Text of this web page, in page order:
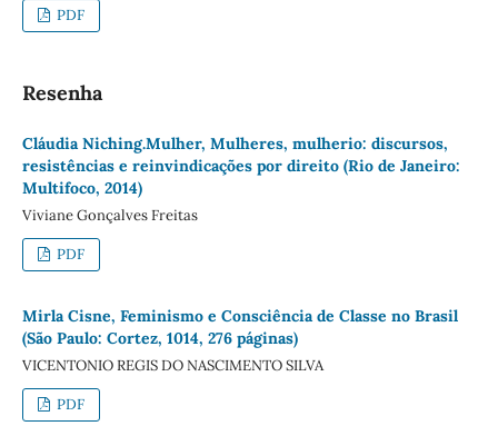
PDF
Resenha
Cláudia Niching.Mulher, Mulheres, mulherio: discursos,
resistências e reinvindicações por direito (Rio de Janeiro:
Multifoco, 2014)
Viviane Gonçalves Freitas
PDF
Mirla Cisne, Feminismo e Consciência de Classe no Brasil
(São Paulo: Cortez, 1014, 276 páginas)
VICENTONIO REGIS DO NASCIMENTO SILVA
PDF